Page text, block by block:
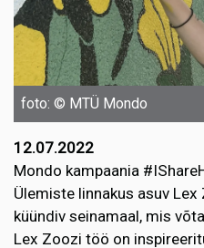
foto: © MTÜ Mondo
12.07.2022
Mondo kampaania
Ülemiste linnakus asuv
küündiv seinamaal, mis
Lex Zoozi töö on